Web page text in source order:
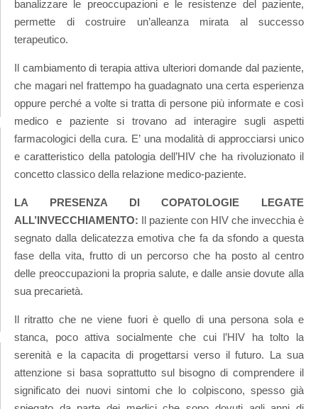
banalizzare le preoccupazioni e le resistenze del paziente,
permette di costruire un’alleanza mirata al successo
terapeutico.
Il cambiamento di terapia attiva ulteriori domande dal paziente,
che magari nel frattempo ha guadagnato una certa esperienza
oppure perché a volte si tratta di persone più informate e così
medico e paziente si trovano ad interagire sugli aspetti
farmacologici della cura. E’ una modalità di approcciarsi unico
e caratteristico della patologia dell’HIV che ha rivoluzionato il
concetto classico della relazione medico-paziente.
LA PRESENZA DI COPATOLOGIE LEGATE
ALL’INVECCHIAMENTO: Il paziente con HIV che invecchia è
segnato dalla delicatezza emotiva che fa da sfondo a questa
fase della vita, frutto di un percorso che ha posto al centro
delle preoccupazioni la propria salute, e dalle ansie dovute alla
sua precarietà.
Il ritratto che ne viene fuori è quello di una persona sola e
stanca, poco attiva socialmente che cui l’HIV ha tolto la
serenità e la capacita di progettarsi verso il futuro. La sua
attenzione si basa soprattutto sul bisogno di comprendere il
significato dei nuovi sintomi che lo colpiscono, spesso già